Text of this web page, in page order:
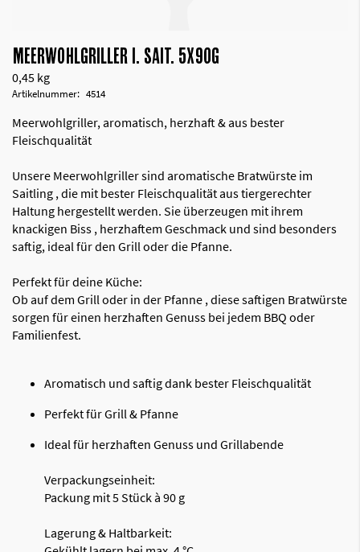
MEERWOHLGRILLER I. SAIT. 5X90G
0,45 kg
Artikelnummer 4514
Meerwohlgriller, aromatisch, herzhaft & aus bester
Fleischqualität
Unsere Meerwohlgriller sind aromatische Bratwürste im
Saitling , die mit bester Fleischqualität aus tiergerechter
Haltung hergestellt werden. Sie überzeugen mit ihrem
knackigen Biss , herzhaftem Geschmack und sind besonders
saftig, ideal für den Grill oder die Pfanne.
Perfekt für deine Küche:
Ob auf dem Grill oder in der Pfanne , diese saftigen Bratwürste
sorgen für einen herzhaften Genuss bei jedem BBQ oder
Familienfest.
Aromatisch und saftig dank bester Fleischqualität
Perfekt für Grill & Pfanne
Ideal für herzhaften Genuss und Grillabende
Verpackungseinheit:
Packung mit 5 Stück à 90 g
Lagerung & Haltbarkeit: